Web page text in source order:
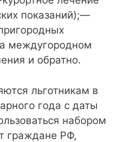
показаний);—
междугородном
и обратно.
льготникам в
года с даты
набором
граждане РФ,